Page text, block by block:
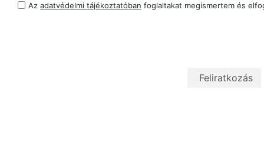
Az adatvédelmi tájékoztatóban foglaltakat megismertem és